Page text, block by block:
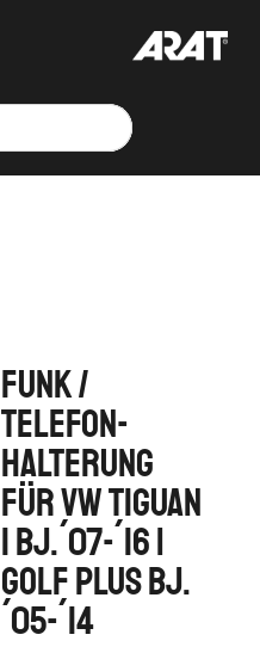
Funk /
Telefon-
Halterung
für VW Tiguan
I Bj.´07-´16 |
Golf Plus Bj.
´05-´14